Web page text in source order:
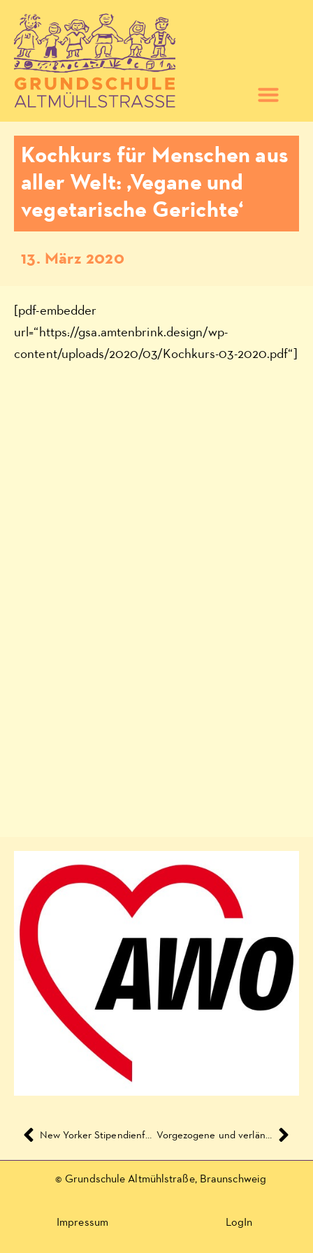
Kochkurs für Menschen aus
aller Welt: ‚Vegane und
vegetarische Gerichte‘
13. März 2020
[pdf-embedder
url=“https://gsa.amtenbrink.design/wp-
content/uploads/2020/03/Kochkurs-03-2020.pdf“]
© Grundschule Altmühlstraße, Braunschweig
Impressum LogIn